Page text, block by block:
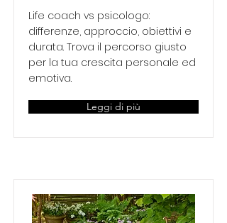
Life coach vs psicologo:
differenze, approccio, obiettivi e
durata. Trova il percorso giusto
per la tua crescita personale ed
emotiva.
Leggi di più